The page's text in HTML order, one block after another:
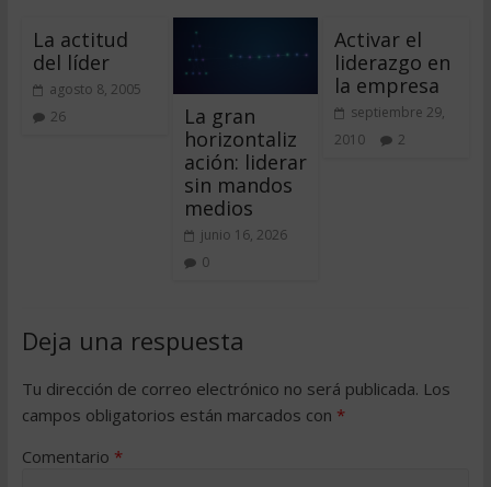
La actitud
del líder
agosto 8, 2005
26
La gran
horizontaliz
ación: liderar
sin mandos
medios
junio 16, 2026
0
Activar el
liderazgo en
la empresa
septiembre 29,
2010
2
Deja una respuesta
Tu dirección de correo electrónico no será publicada. Los
campos obligatorios están marcados con *
Comentario *